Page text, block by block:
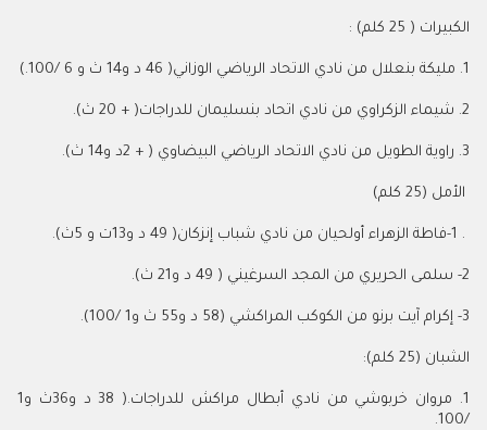
الكبيرات ( 25 كلم) :
1. مليكة بنعلال من نادي الاتحاد الرياضي الوزاني( 46 د و14 ث و 6 /100.)
2. شيماء الزكراوي من نادي اتحاد بنسليمان للدراجات( + 20 ث).
3. راوية الطويل من نادي الاتحاد الرياضي البيضاوي ( + 2د و14 ث).
الأمل (25 كلم)
. 1-فاطة الزهراء أولحيان من نادي شباب إنزكان( 49 د و13ت و 5ث).
2- سلمى الحريري من المجد السرغيني ( 49 د و21 ث).
3- إكرام آيت برنو من الكوكب المراكشي (58 د و55 ث و1 /100).
الشبان (25 كلم):
1. مروان خربوشي من نادي أبطال مراكش للدراجات.( 38 د و36ث و1
/100.